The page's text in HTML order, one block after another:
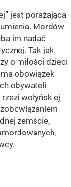
jest porażająca
Mordów
im nadać
Tak jak
o miłości dzieci
obowiązek
obywateli
wołyńskiej
zemście,